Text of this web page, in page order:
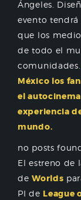
Ángeles.
evento
que los
de todo el
comunidades.
México los
el
experiencia
mundo.
no posts
El estreno de
deWorlds
PI de League